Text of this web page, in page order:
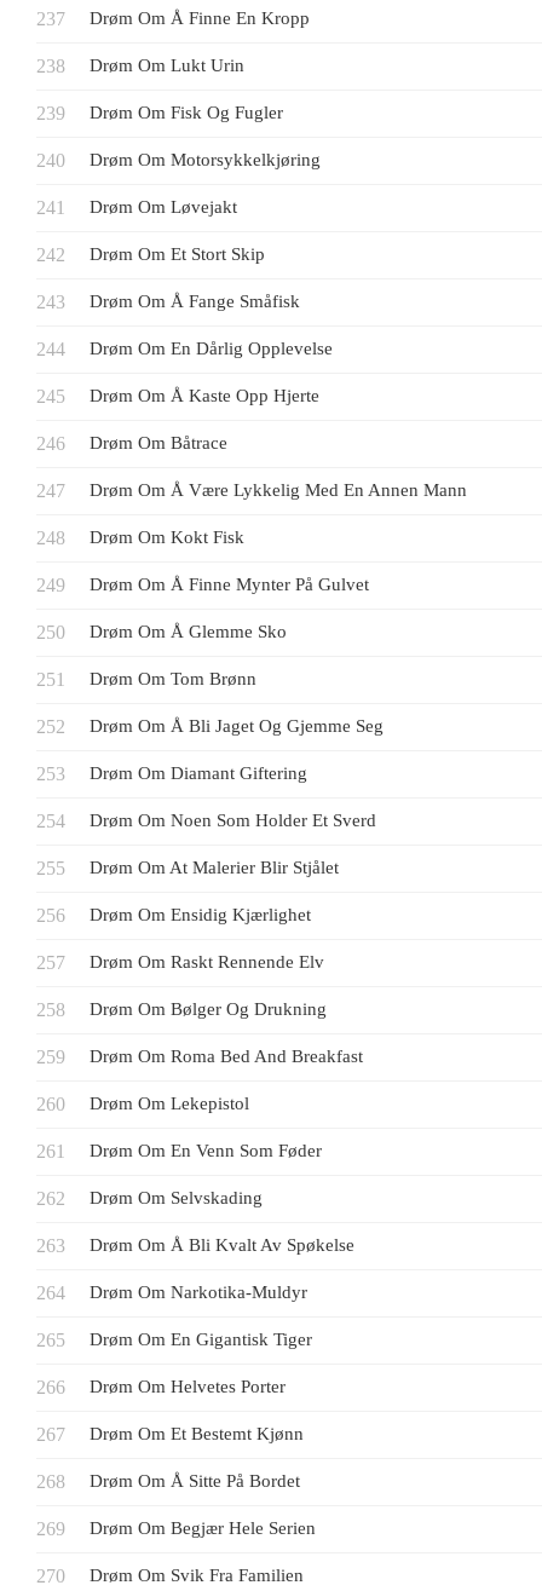
Drøm Om Å Finne En Kropp
Drøm Om Lukt Urin
Drøm Om Fisk Og Fugler
Drøm Om Motorsykkelkjøring
Drøm Om Løvejakt
Drøm Om Et Stort Skip
Drøm Om Å Fange Småfisk
Drøm Om En Dårlig Opplevelse
Drøm Om Å Kaste Opp Hjerte
Drøm Om Båtrace
Drøm Om Å Være Lykkelig Med En Annen Mann
Drøm Om Kokt Fisk
Drøm Om Å Finne Mynter På Gulvet
Drøm Om Å Glemme Sko
Drøm Om Tom Brønn
Drøm Om Å Bli Jaget Og Gjemme Seg
Drøm Om Diamant Giftering
Drøm Om Noen Som Holder Et Sverd
Drøm Om At Malerier Blir Stjålet
Drøm Om Ensidig Kjærlighet
Drøm Om Raskt Rennende Elv
Drøm Om Bølger Og Drukning
Drøm Om Roma Bed And Breakfast
Drøm Om Lekepistol
Drøm Om En Venn Som Føder
Drøm Om Selvskading
Drøm Om Å Bli Kvalt Av Spøkelse
Drøm Om Narkotika-Muldyr
Drøm Om En Gigantisk Tiger
Drøm Om Helvetes Porter
Drøm Om Et Bestemt Kjønn
Drøm Om Å Sitte På Bordet
Drøm Om Begjær Hele Serien
Drøm Om Svik Fra Familien